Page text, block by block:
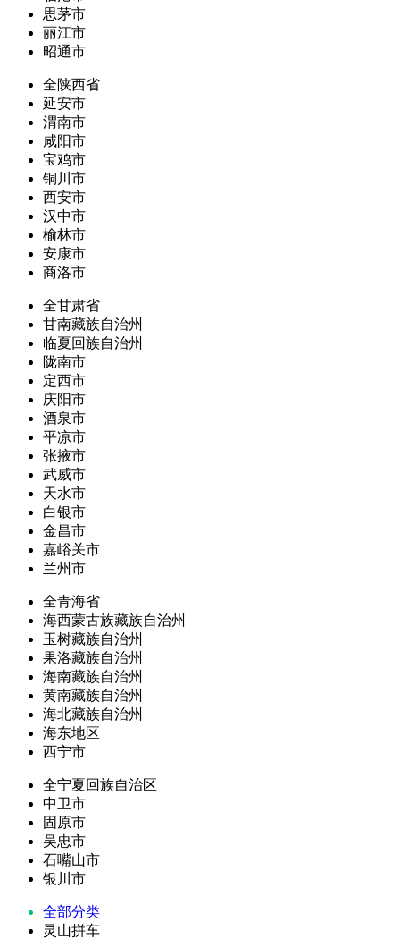
思茅市
丽江市
昭通市
全陕西省
延安市
渭南市
咸阳市
宝鸡市
铜川市
西安市
汉中市
榆林市
安康市
商洛市
全甘肃省
甘南藏族自治州
临夏回族自治州
陇南市
定西市
庆阳市
酒泉市
平凉市
张掖市
武威市
天水市
白银市
金昌市
嘉峪关市
兰州市
全青海省
海西蒙古族藏族自治州
玉树藏族自治州
果洛藏族自治州
海南藏族自治州
黄南藏族自治州
海北藏族自治州
海东地区
西宁市
全宁夏回族自治区
中卫市
固原市
吴忠市
石嘴山市
银川市
全部分类
灵山拼车